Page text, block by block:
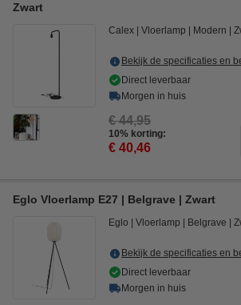
Zwart
Calex Vloerlamp Modern
Bekijk de specificaties en
Direct leverbaar
Morgen in huis
€ 44,95
10% korting:
€ 40,46
Eglo Vloerlamp E27 | Belgrave | Zwart
Eglo Vloerlamp Belgrave
Bekijk de specificaties en
Direct leverbaar
Morgen in huis